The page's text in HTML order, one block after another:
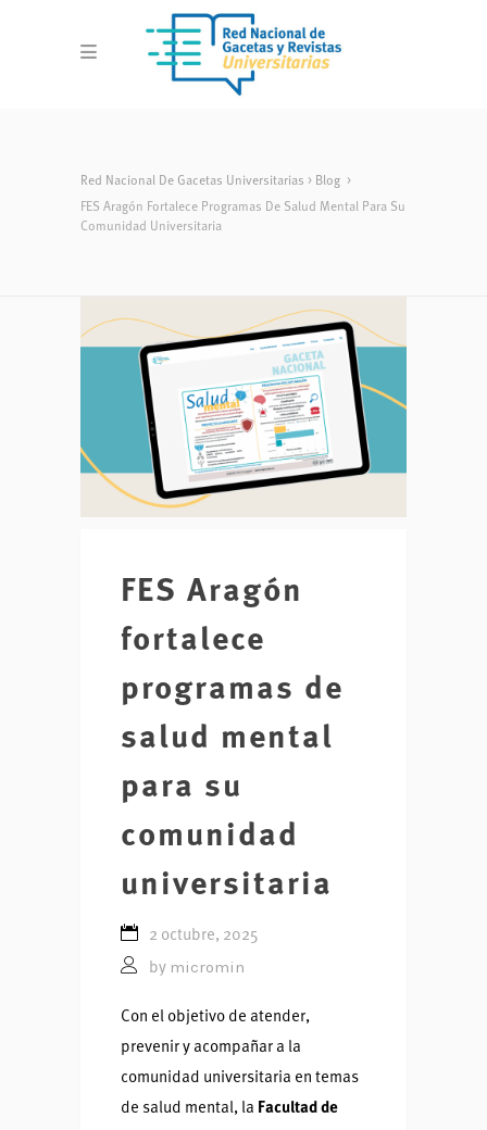
Red Nacional De Gacetas Universitarias > Blog >
FES Aragón Fortalece Programas De Salud Mental Para Su
Comunidad Universitaria
FES Aragón
fortalece
programas de
salud mental
para su
comunidad
universitaria
2 octubre, 2025
by micromin
Con el objetivo de atender,
prevenir y acompañar a la
comunidad universitaria en temas
de salud mental, la Facultad de